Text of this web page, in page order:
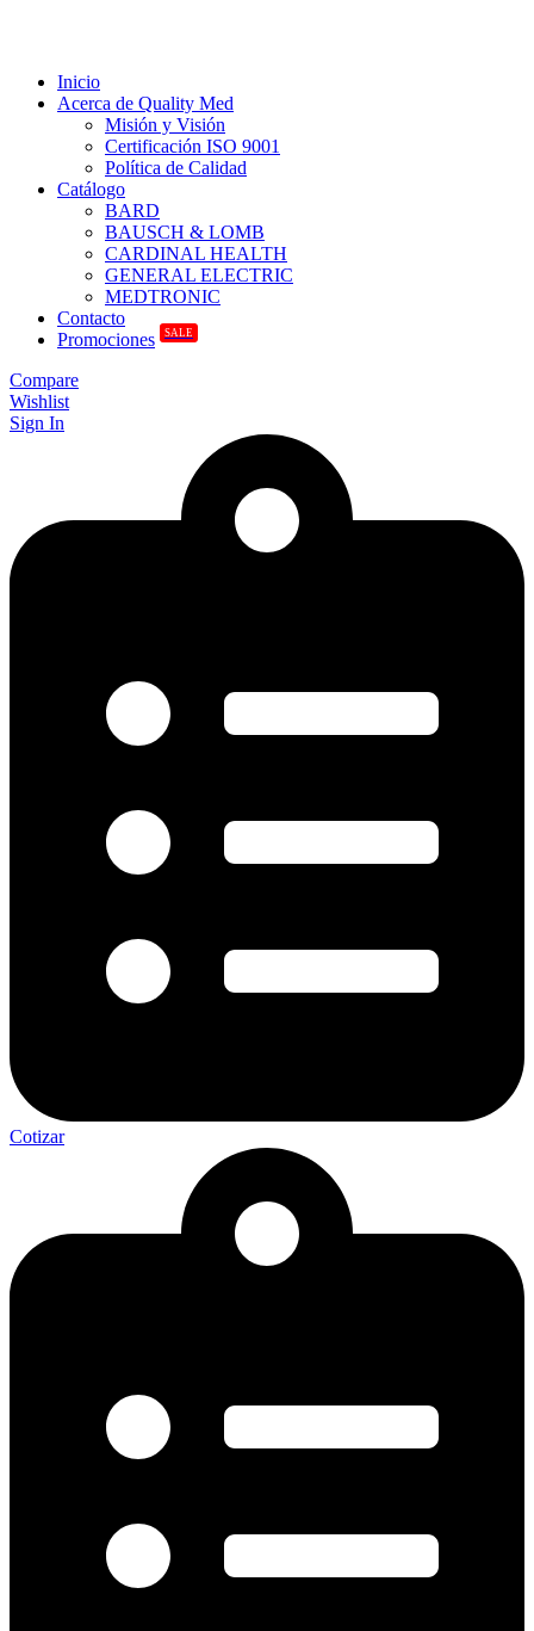
Inicio
Acerca de Quality Med
Misión y Visión
Certificación ISO 9001
Política de Calidad
Catálogo
BARD
BAUSCH & LOMB
CARDINAL HEALTH
GENERAL ELECTRIC
MEDTRONIC
Contacto
Promociones
SALE
Compare
Wishlist
Sign In
Cotizar